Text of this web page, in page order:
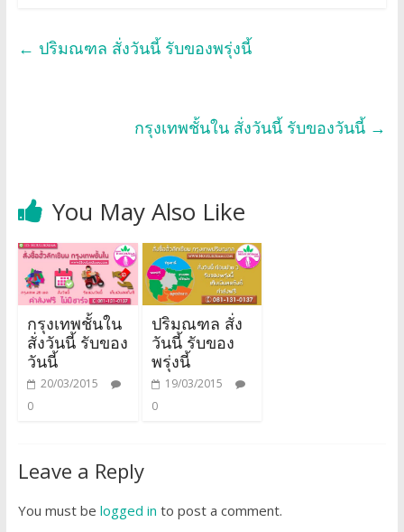
← ปริมณฑล สั่งวันนี้ รับของพรุ่งนี้
กรุงเทพชั้นใน สั่งวันนี้ รับของวันนี้ →
You May Also Like
กรุงเทพชั้นใน
สั่งวันนี้ รับของ
วันนี้
20/03/2015
0
ปริมณฑล สั่ง
วันนี้ รับของ
พรุ่งนี้
19/03/2015
0
Leave a Reply
You must be logged in to post a comment.